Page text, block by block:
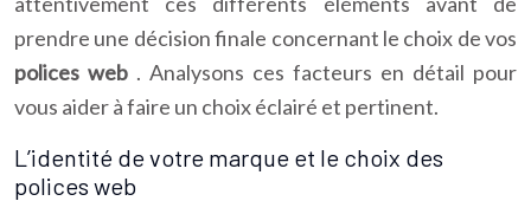
prendre une décision finale concernant le choix de vos
polices web . Analysons ces facteurs en détail pour
vous aider à faire un choix éclairé et pertinent.
L’identité de votre marque et le choix des
polices web